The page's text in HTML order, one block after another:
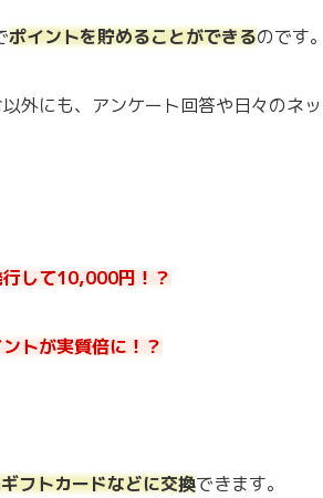
ポイントを貯めることができるのです。
外にも、アンケート回答や日々のネ
して10,000円！？
トが実質倍に！？
フトカードなどに交換できます。